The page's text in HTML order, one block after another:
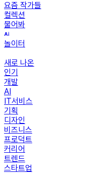
요즘 작가들
컬렉션
물어봐
놀이터
새로 나온
인기
개발
AI
IT서비스
기획
디자인
비즈니스
프로덕트
커리어
트렌드
스타트업